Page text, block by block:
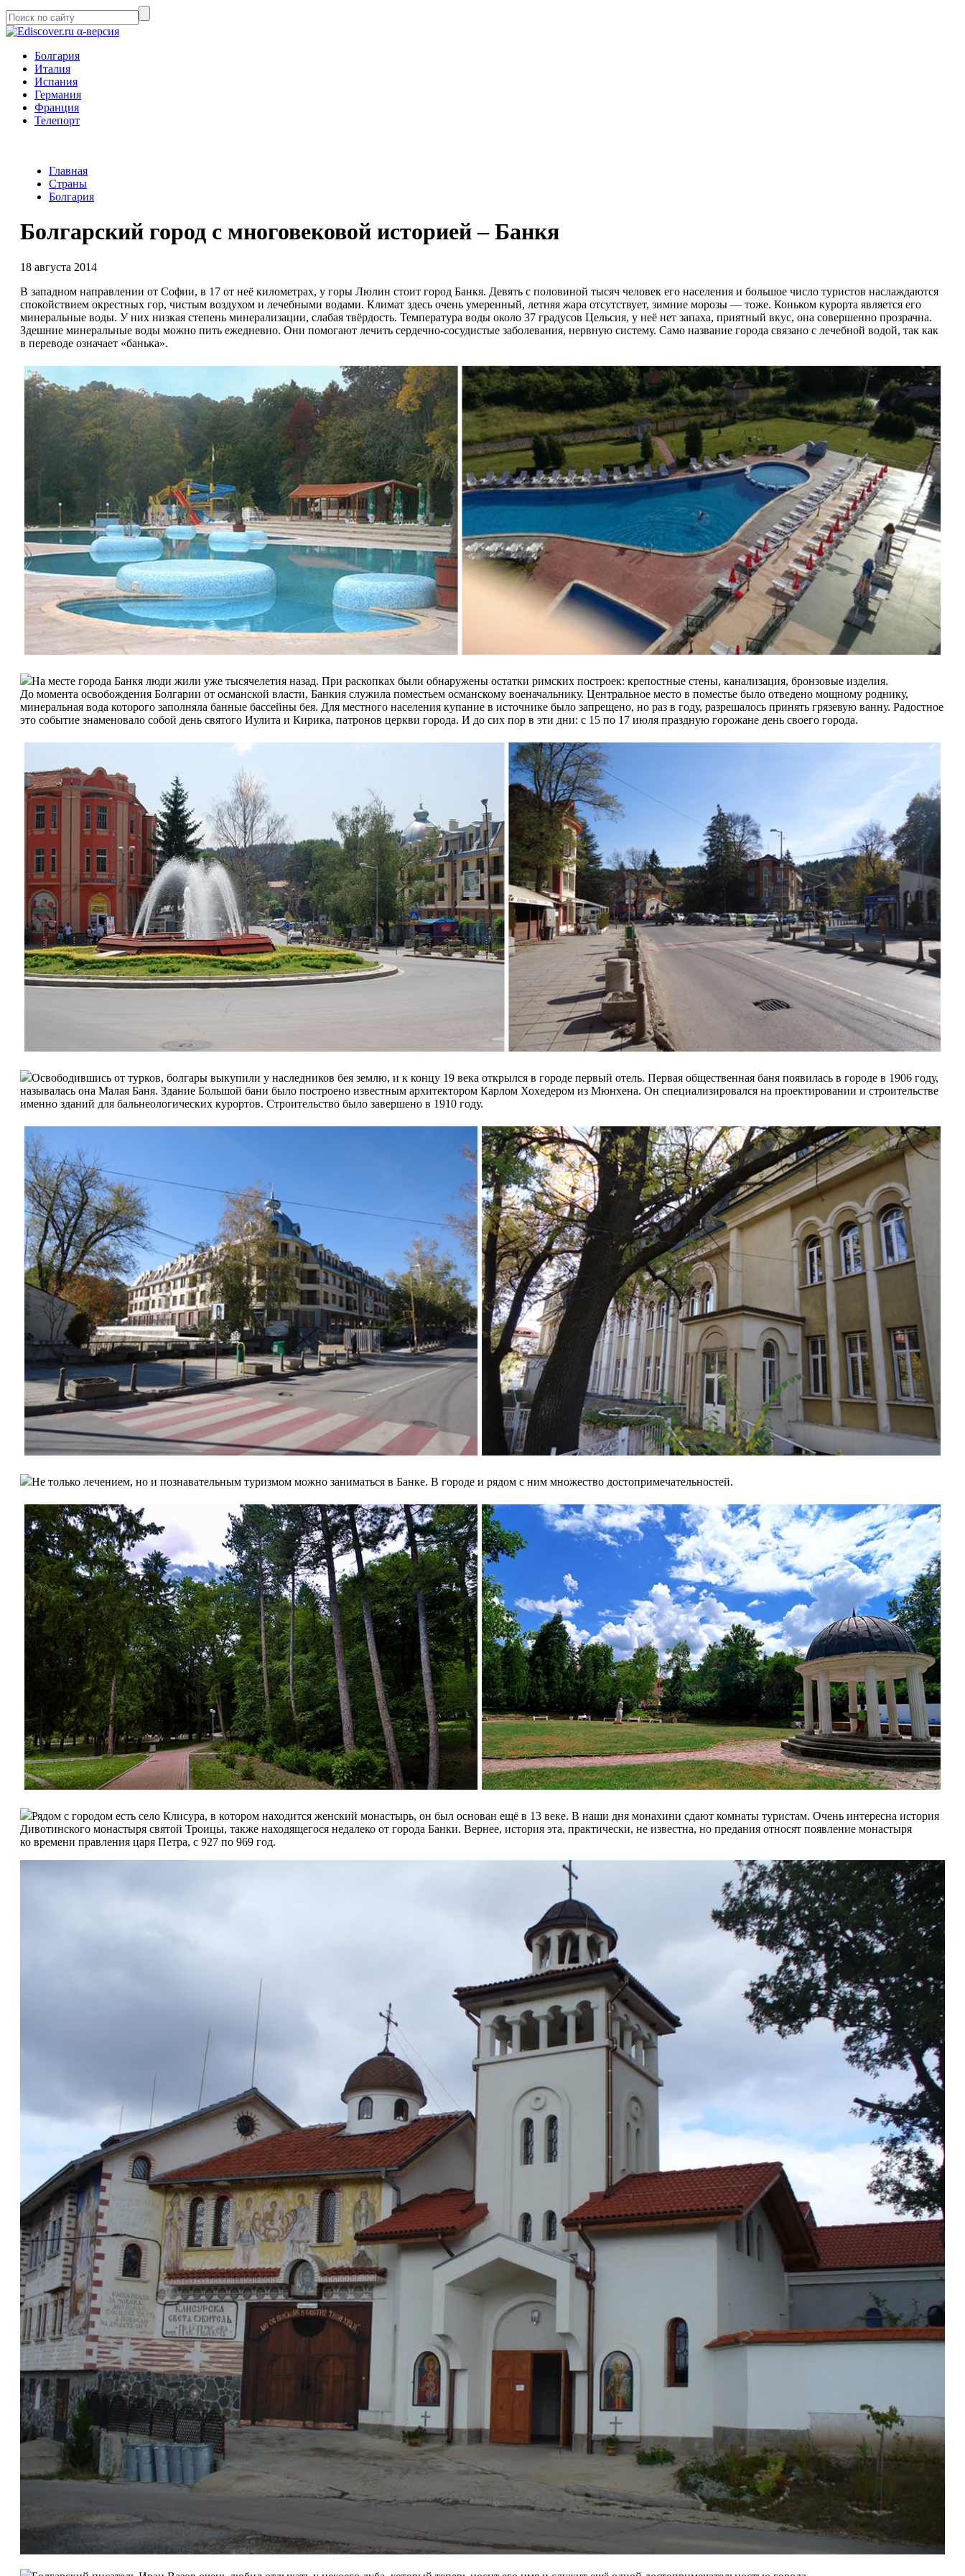
α-версия
Болгария
Италия
Испания
Германия
Франция
Телепорт
Главная
Страны
Болгария
Болгарский город с многовековой историей – Банкя
18 августа 2014
В западном направлении от Софии, в 17 от неё километрах, у горы Люлин стоит город Банкя. Девять с половиной тысяч человек его населения и большое число туристов наслаждаются
спокойствием окрестных гор, чистым воздухом и лечебными водами. Климат здесь очень умеренный, летняя жара отсутствует, зимние морозы — тоже. Коньком курорта является его
минеральные воды. У них низкая степень минерализации, слабая твёрдость. Температура воды около 37 градусов Цельсия, у неё нет запаха, приятный вкус, она совершенно прозрачна.
Здешние минеральные воды можно пить ежедневно. Они помогают лечить сердечно-сосудистые заболевания, нервную систему. Само название города связано с лечебной водой, так как
в переводе означает «банька».
На месте города Банкя люди жили уже тысячелетия назад. При раскопках были обнаружены остатки римских построек: крепостные стены, канализация, бронзовые изделия.
До момента освобождения Болгарии от османской власти, Банкия служила поместьем османскому военачальнику. Центральное место в поместье было отведено мощному роднику,
минеральная вода которого заполняла банные бассейны бея. Для местного населения купание в источнике было запрещено, но раз в году, разрешалось принять грязевую ванну. Радостное
это событие знаменовало собой день святого Иулита и Кирика, патронов церкви города. И до сих пор в эти дни: с 15 по 17 июля праздную горожане день своего города.
Освободившись от турков, болгары выкупили у наследников бея землю, и к концу 19 века открылся в городе первый отель. Первая общественная баня появилась в городе в 1906 году,
называлась она Малая Баня. Здание Большой бани было построено известным архитектором Карлом Хохедером из Мюнхена. Он специализировался на проектировании и строительстве
именно зданий для бальнеологических курортов. Строительство было завершено в 1910 году.
Не только лечением, но и познавательным туризмом можно заниматься в Банке. В городе и рядом с ним множество достопримечательностей.
Рядом с городом есть село Клисура, в котором находится женский монастырь, он был основан ещё в 13 веке. В наши дня монахини сдают комнаты туристам. Очень интересна история
Дивотинского монастыря святой Троицы, также находящегося недалеко от города Банки. Вернее, история эта, практически, не известна, но предания относят появление монастыря
ко времени правления царя Петра, с 927 по 969 год.